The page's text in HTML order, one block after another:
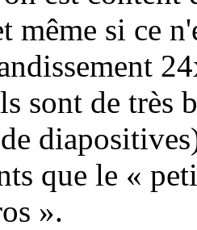
même si ce
sont de très
que le «
».